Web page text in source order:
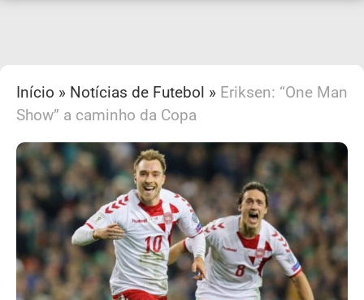
Início » Notícias de Futebol » Eriksen: “One Man
Show” a caminho da Copa